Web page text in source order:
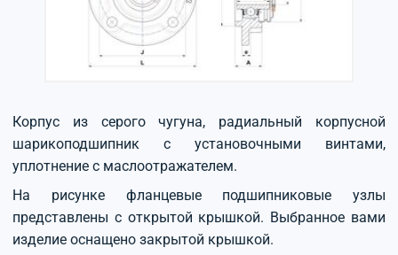
Корпус из серого чугуна, радиальный корпусной
шарикоподшипник с установочными винтами,
уплотнение с маслоотражателем.
На рисунке фланцевые подшипниковые узлы
представлены с открытой крышкой. Выбранное вами
изделие оснащено закрытой крышкой.